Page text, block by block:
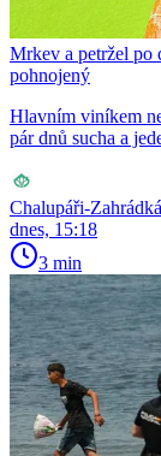
Mrkev a petržel po
pohnojený
Hlavním viníkem
pár dnů sucha a
Chalupáři-
dnes, 15:18
3 min